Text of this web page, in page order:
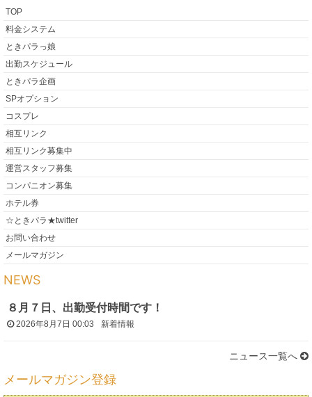
TOP
料金システム
ときパラっ娘
出勤スケジュール
ときパラ企画
SPオプション
コスプレ
相互リンク
相互リンク募集中
運営スタッフ募集
コンパニオン募集
ホテル券
☆ときパラ★twitter
お問い合わせ
メールマガジン
NEWS
８月７日、出勤受付時間です！
2026年8月7日 00:03 新着情報
ニュース一覧へ
メールマガジン登録